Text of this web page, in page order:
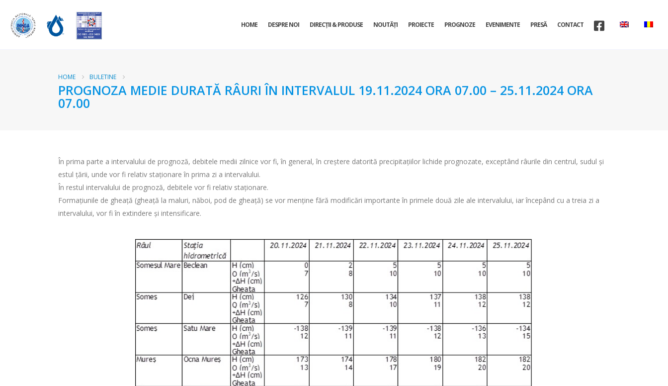
HOME DESPRE NOI DIRECŢII & PRODUSE NOUTĂȚI PROIECTE PROGNOZE EVENIMENTE PRESĂ CONTACT
HOME BULETINE
PROGNOZA MEDIE DURATĂ RÂURI ÎN INTERVALUL 19.11.2024 ORA 07.00 – 25.11.2024 ORA
07.00
În prima parte a intervalului de prognoză, debitele medii zilnice vor fi, în general, în creștere datorită precipitațiilor lichide prognozate, exceptând râurile din centrul, sudul și
estul țării, unde vor fi relativ staționare în prima zi a intervalului.
În restul intervalului de prognoză, debitele vor fi relativ staționare.
Formațiunile de gheață (gheață la maluri, năboi, pod de gheață) se vor menține fără modificări importante în primele două zile ale intervalului, iar începând cu a treia zi a
intervalului, vor fi în extindere și intensificare.